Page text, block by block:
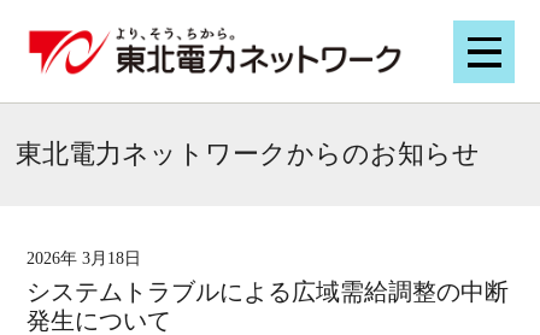
東北電力ネットワークからのお知らせ
2026年 3月18日
システムトラブルによる広域需給調整の中断
発生について